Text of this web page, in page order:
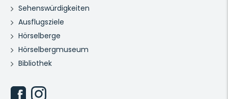
Sehenswürdigkeiten
Ausflugsziele
Hörselberge
Hörselbergmuseum
Bibliothek